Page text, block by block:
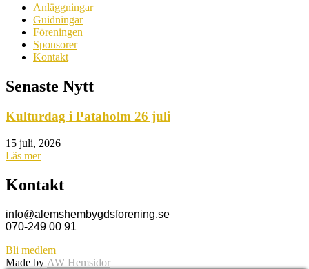
Anläggningar
Guidningar
Föreningen
Sponsorer
Kontakt
Senaste Nytt
Kulturdag i Pataholm 26 juli
15 juli, 2026
Läs mer
Kontakt
info@alemshembygdsforening.se
070-249 00 91
Bli medlem
Made by AW Hemsidor